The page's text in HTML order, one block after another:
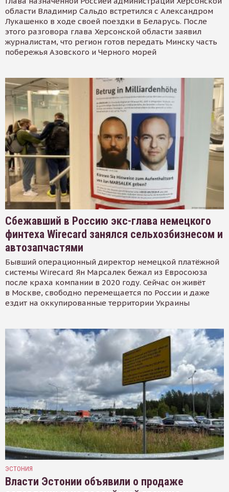
области Владимир Сальдо встретился с Александром
Лукашенко в ходе своей поездки в Беларусь. После
этого разговора глава Херсонской области заявил
журналистам, что регион готов передать Минску часть
побережья Азовского и Черного морей
Сбежавший в Россию экс-глава немецкого
финтеха Wirecard занялся сельхозбизнесом и
автозапчастями
Бывший операционный директор немецкой платёжной
системы Wirecard Ян Марсалек бежал из Евросоюза
после краха компании в 2020 году. Сейчас он живёт
в Москве, свободно перемещается по России и даже
ездит на оккупированные территории Украины
ЭСТОНИЯ
Власти Эстонии объявили о продаже